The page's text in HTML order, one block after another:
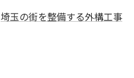
埼玉の街を整備する外構工事